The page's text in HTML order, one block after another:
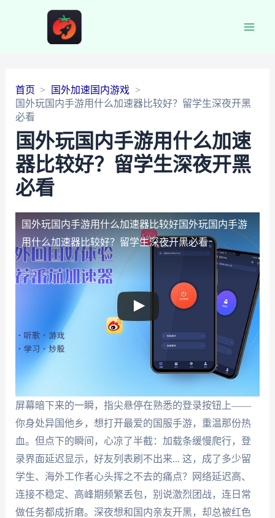
首页
国外加速国内游戏
国外玩国内手游用什么加速器比较好？留学生深夜开黑
必看
国外玩国内手游用什么加速
器比较好？留学生深夜开黑
必看
国外玩国内手游用什么加速器比较好国外玩国内手游
用什么加速器比较好？留学生深夜开黑必看
屏幕暗下来的一瞬，指尖悬停在熟悉的登录按钮上——
你身处异国他乡，想打开最爱的国服手游，重温那份热
血。但点下的瞬间，心凉了半截：加载条缓慢爬行，登
录界面延迟显示，好友列表刷不出来... 这，成了多少留
学生、海外工作者心头挥之不去的痛点？网络延迟高、
连接不稳定、高峰期频繁丢包，别说激烈团战，连日常
做任务都成折磨。深夜想和国内亲友开黑，却总被红色